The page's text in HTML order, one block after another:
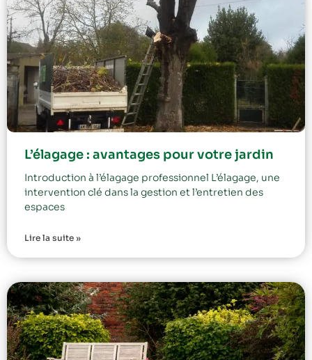
L’élagage : avantages pour votre jardin
Introduction à l’élagage professionnel L’élagage, une
intervention clé dans la gestion et l’entretien des
espaces
Lire la suite »